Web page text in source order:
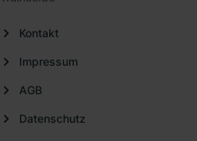
Kontakt
Impressum
AGB
Datenschutz